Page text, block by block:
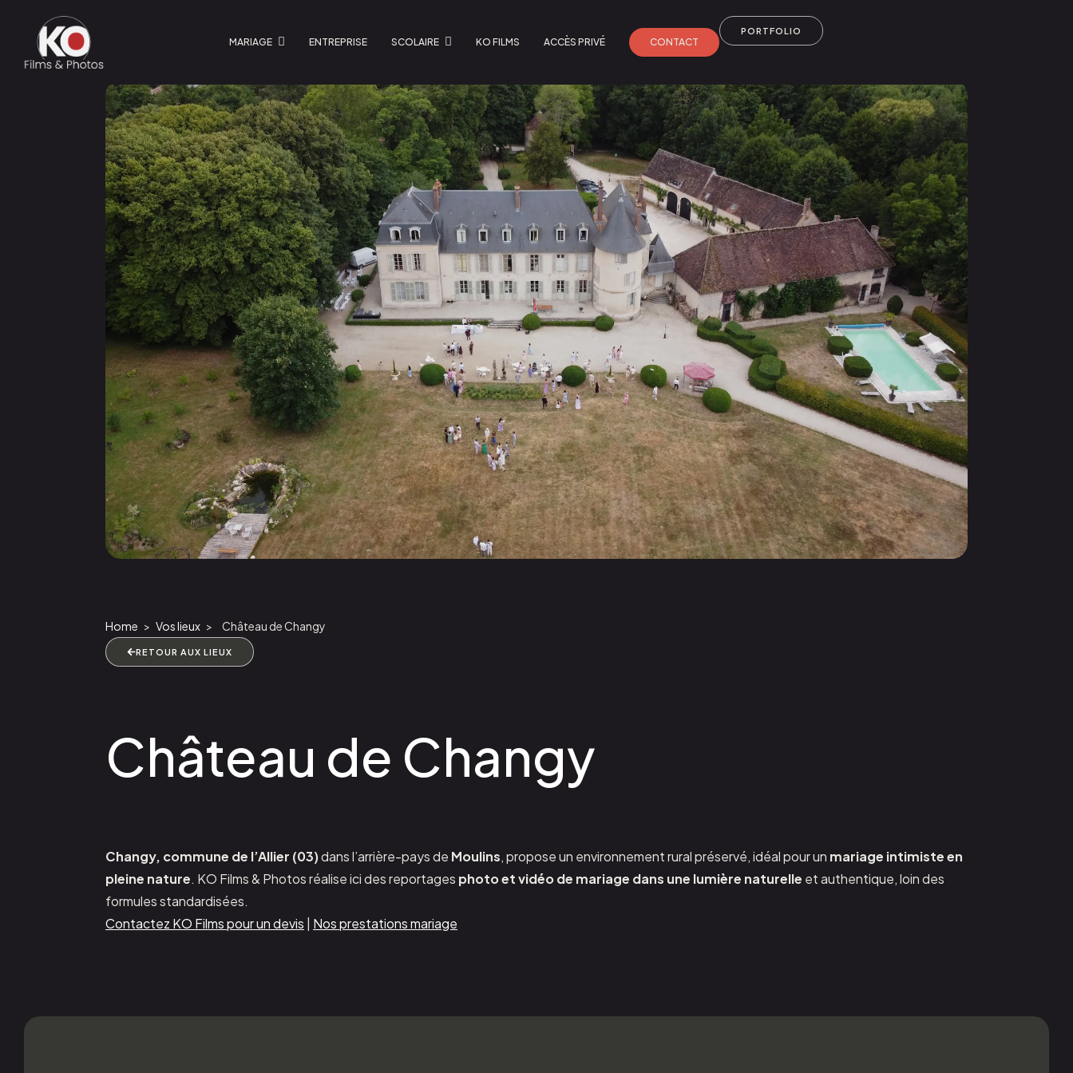
MARIAGE ENTREPRISE SCOLAIRE KO FILMS ACCÈS PRIVÉ CONTACT
PORTFOLIO
Home > Vos lieux > Château de Changy
RETOUR AUX LIEUX
Château de Changy
Changy, commune de l’Allier (03)dans l’arrière-pays de Moulins, propose un environnement rural préservé, idéal pour un mariage intimiste en
pleine nature. KO Films & Photos réalise ici des reportages photo et vidéo de mariage dans une lumière naturelle et authentique, loin des
formules standardisées.
Contactez KO Films pour un devis
Nos prestations mariage